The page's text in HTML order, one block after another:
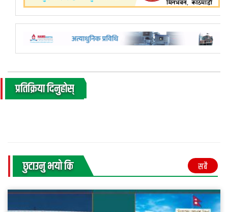
प्रतिक्रिया दिनुहोस्
छुटाउनु भयाे कि सबै